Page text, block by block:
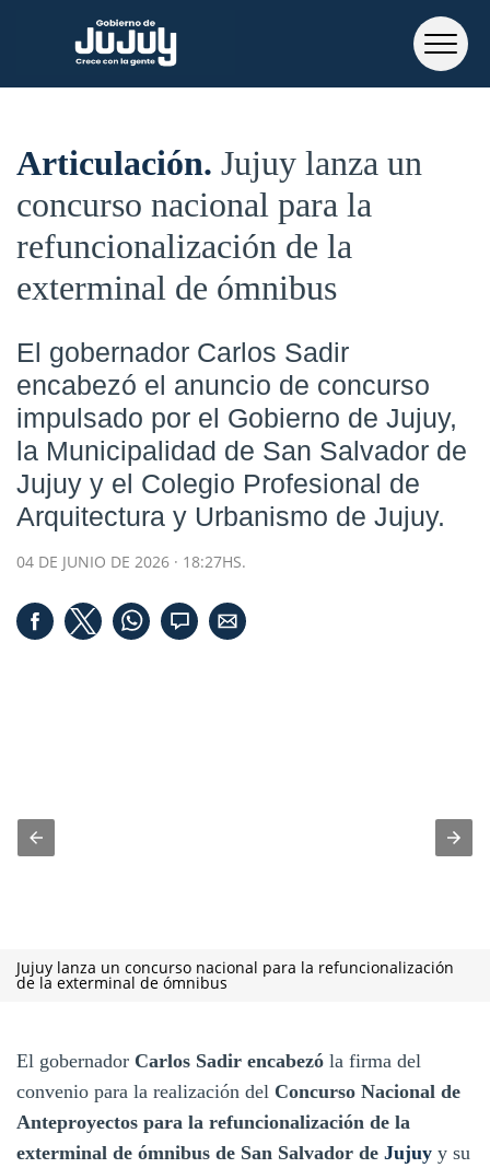
Articulación Jujuy lanza un
concurso nacional para la
refuncionalización de la
exterminal de ómnibus
El gobernador Carlos Sadir
encabezó el anuncio de concurso
impulsado por el Gobierno de Jujuy,
la Municipalidad de San Salvador de
Jujuy y el Colegio Profesional de
Arquitectura y Urbanismo de Jujuy.
04 DE JUNIO DE 2026 · 18:27HS.
Jujuy lanza un concurso nacional para la refuncionalización
de la exterminal de ómnibus
El gobernador Carlos Sadir encabezó la firma del
convenio para la realización del Concurso Nacional de
Anteproyectos para la refuncionalización de la
exterminal de ómnibus de San Salvador de Jujuy y su